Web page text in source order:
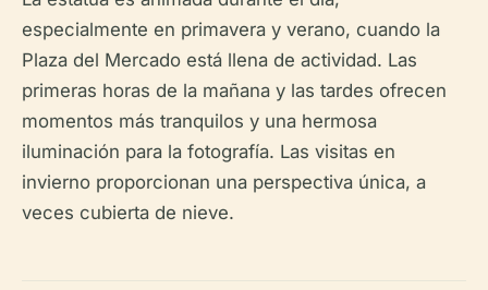
especialmente en primavera y verano, cuando la
Plaza del Mercado está llena de actividad. Las
primeras horas de la mañana y las tardes ofrecen
momentos más tranquilos y una hermosa
iluminación para la fotografía. Las visitas en
invierno proporcionan una perspectiva única, a
veces cubierta de nieve.